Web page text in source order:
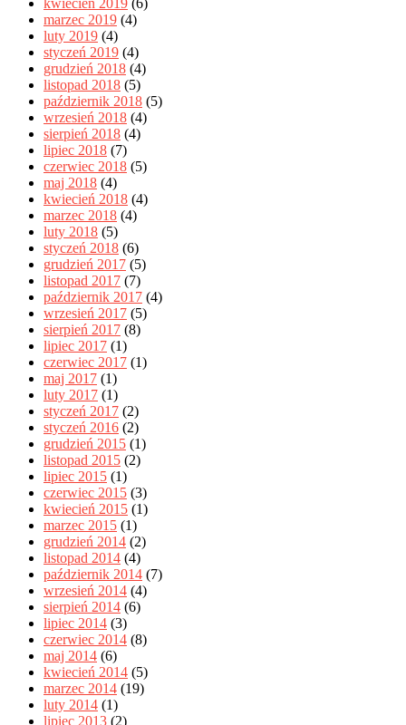
kwiecień 2019 (6)
marzec 2019 (4)
luty 2019 (4)
styczeń 2019 (4)
grudzień 2018 (4)
listopad 2018 (5)
październik 2018 (5)
wrzesień 2018 (4)
sierpień 2018 (4)
lipiec 2018 (7)
czerwiec 2018 (5)
maj 2018 (4)
kwiecień 2018 (4)
marzec 2018 (4)
luty 2018 (5)
styczeń 2018 (6)
grudzień 2017 (5)
listopad 2017 (7)
październik 2017 (4)
wrzesień 2017 (5)
sierpień 2017 (8)
lipiec 2017 (1)
czerwiec 2017 (1)
maj 2017 (1)
luty 2017 (1)
styczeń 2017 (2)
styczeń 2016 (2)
grudzień 2015 (1)
listopad 2015 (2)
lipiec 2015 (1)
czerwiec 2015 (3)
kwiecień 2015 (1)
marzec 2015 (1)
grudzień 2014 (2)
listopad 2014 (4)
październik 2014 (7)
wrzesień 2014 (4)
sierpień 2014 (6)
lipiec 2014 (3)
czerwiec 2014 (8)
maj 2014 (6)
kwiecień 2014 (5)
marzec 2014 (19)
luty 2014 (1)
lipiec 2013 (2)